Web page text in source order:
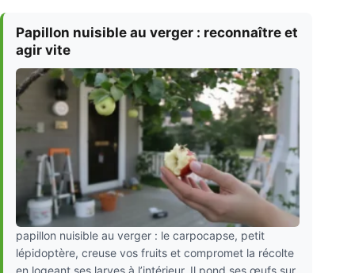
Papillon nuisible au verger : reconnaître et
agir vite
papillon nuisible au verger : le carpocapse, petit
lépidoptère, creuse vos fruits et compromet la récolte
en logeant ses larves à l’intérieur. Il pond ses œufs sur